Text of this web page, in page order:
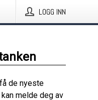
LOGG INN
de nyeste
melde deg av